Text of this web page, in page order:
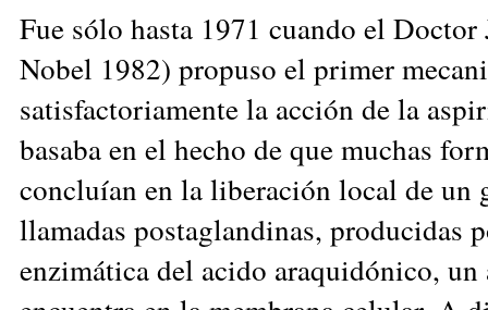
Fue sólo hasta 1971 cuando el
Nobel 1982) propuso el primer
satisfactoriamente la acción de la
basaba en el hecho de que muchas
concluían en la liberación local de un
llamadas postaglandinas, producidas
enzimática del acido araquidónico, un